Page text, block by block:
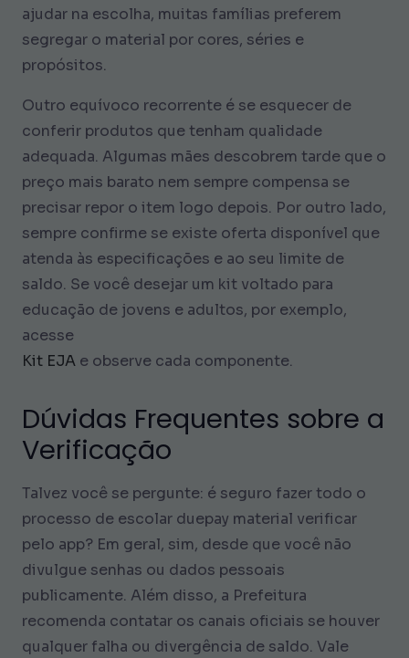
ajudar na escolha, muitas famílias preferem
segregar o material por cores, séries e
propósitos.
Outro equívoco recorrente é se esquecer de
conferir produtos que tenham qualidade
adequada. Algumas mães descobrem tarde que o
preço mais barato nem sempre compensa se
precisar repor o item logo depois. Por outro lado,
sempre confirme se existe oferta disponível que
atenda às especificações e ao seu limite de
saldo. Se você desejar um kit voltado para
educação de jovens e adultos, por exemplo,
acesse
Kit EJA e observe cada componente.
Dúvidas Frequentes sobre a
Verificação
Talvez você se pergunte: é seguro fazer todo o
processo de escolar duepay material verificar
pelo app? Em geral, sim, desde que você não
divulgue senhas ou dados pessoais
publicamente. Além disso, a Prefeitura
recomenda contatar os canais oficiais se houver
qualquer falha ou divergência de saldo. Vale